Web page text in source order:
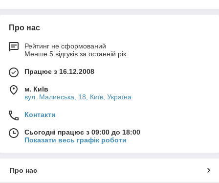
Про нас
Рейтинг не сформований
Менше 5 відгуків за останній рік
Працює з 16.12.2008
м. Київ
вул. Малинська, 18, Київ, Україна
Контакти
Сьогодні працює з 09:00 до 18:00
Показати весь графік роботи
Про нас